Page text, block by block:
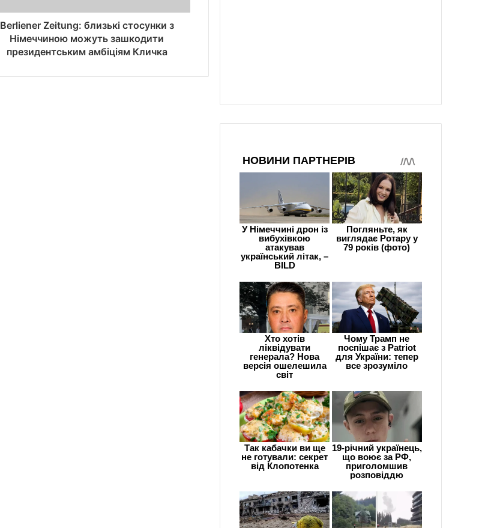
Berliener Zeitung: близькі стосунки з
Німеччиною можуть зашкодити
президентським амбіціям Кличка